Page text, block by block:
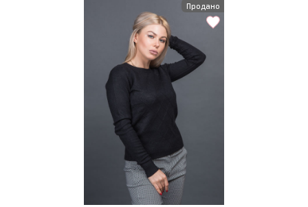
Продано